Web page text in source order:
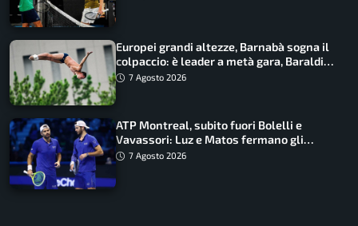
Europei grandi altezze, Barnabà sogna il
colpaccio: è leader a metà gara, Baraldi
ancora in corsa
7 Agosto 2026
ATP Montreal, subito fuori Bolelli e
Vavassori: Luz e Matos fermano gli
azzurri
7 Agosto 2026